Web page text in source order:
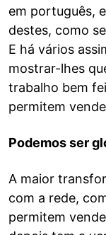
em português,
destes, como
E há vários
mostrar-lhes
trabalho bem
permitem
Podemos ser
A maior
com a rede,
permitem